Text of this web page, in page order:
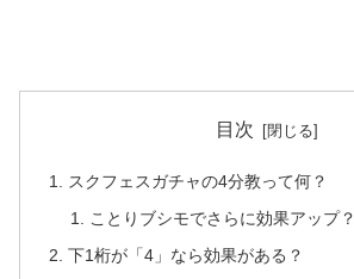
目次
スクフェスガチャの4分教って何？
ことりブシモでさらに効果アップ？
下1桁が「4」なら効果がある？